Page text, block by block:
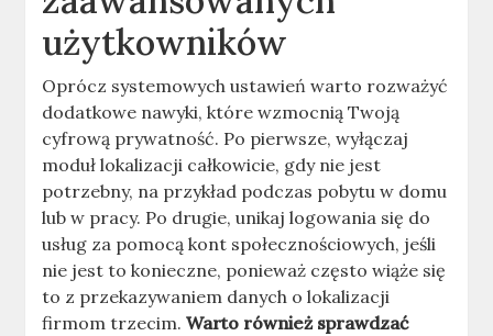
użytkowników
Oprócz systemowych ustawień warto rozważyć
dodatkowe nawyki, które wzmocnią Twoją
cyfrową prywatność. Po pierwsze, wyłączaj
moduł lokalizacji całkowicie, gdy nie jest
potrzebny, na przykład podczas pobytu w domu
lub w pracy. Po drugie, unikaj logowania się do
usług za pomocą kont społecznościowych, jeśli
nie jest to konieczne, ponieważ często wiąże się
to z przekazywaniem danych o lokalizacji
firmom trzecim.Warto również sprawdzać